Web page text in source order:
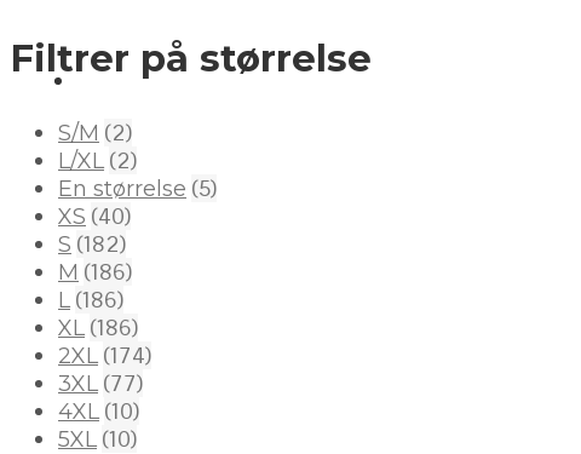
Filtrer på størrelse
S/M (2)
L/XL (2)
En størrelse (5)
XS (40)
S (182)
M (186)
L (186)
XL (186)
2XL (174)
3XL (77)
4XL (10)
5XL (10)